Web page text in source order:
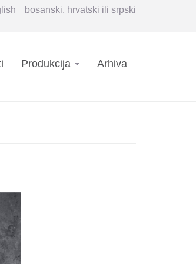
bosanski, hrvatski ili srpski
Produkcija Arhiva